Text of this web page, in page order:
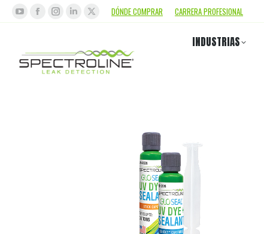
DÓNDE COMPRAR CARRERA PROFESIONAL
INDUSTRIAS